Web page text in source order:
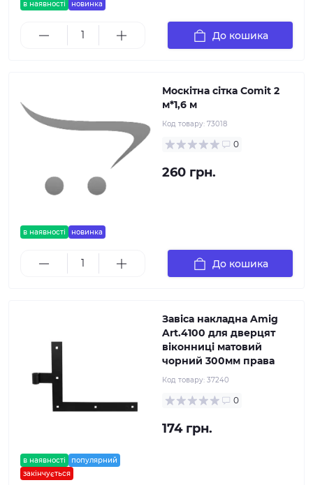
в наявності новинка
До кошика
в наявності новинка
Москітна сітка Comit 2
м*1,6 м
Код товару: 73018
0
260 грн.
До кошика
в наявності
популярний
закінчується
Завіса накладна Amig
Art.4100 для дверцят
віконниці матовий
чорний 300мм права
Код товару: 37240
0
174 грн.